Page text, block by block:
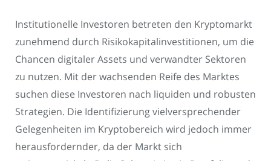
Institutionelle Investoren betreten den Kryptomarkt
zunehmend durch Risikokapitalinvestitionen, um die
Chancen digitaler Assets und verwandter Sektoren
zu nutzen. Mit der wachsenden Reife des Marktes
suchen diese Investoren nach liquiden und robusten
Strategien. Die Identifizierung vielversprechender
Gelegenheiten im Kryptobereich wird jedoch immer
herausfordernder, da der Markt sich